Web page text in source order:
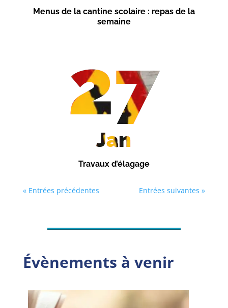
Menus de la cantine scolaire : repas de la
semaine
Travaux d’élagage
27
Jan
« Entrées précédentes Entrées suivantes »
Évènements à venir